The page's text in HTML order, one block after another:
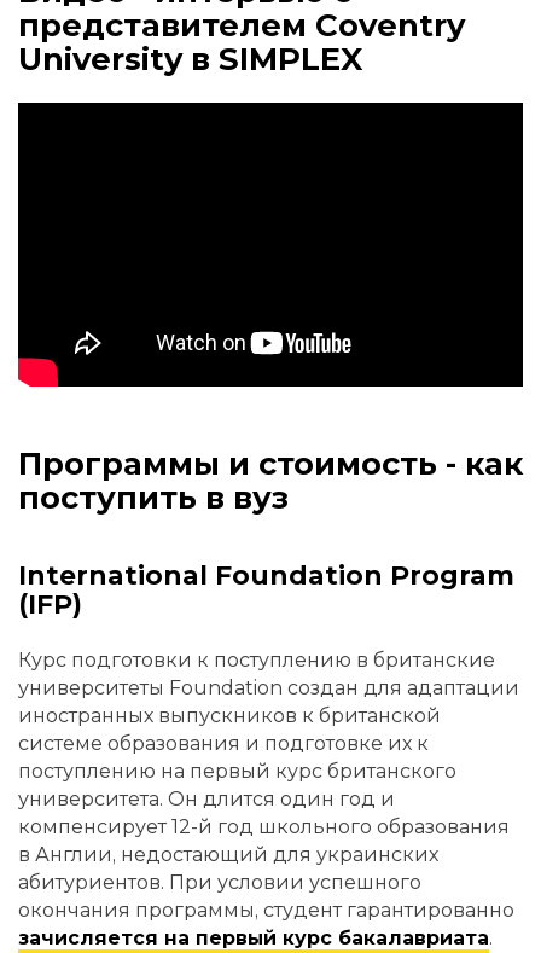
представителем Coventry
University в SIMPLEX
Программы и стоимость - как
поступить в вуз
International Foundation Program
(IFP)
Курс подготовки к поступлению в британские
университеты Foundation создан для адаптации
иностранных выпускников к британской
системе образования и подготовке их к
поступлению на первый курс британского
университета. Он длится один год и
компенсирует 12-й год школьного образования
в Англии, недостающий для украинских
абитуриентов. При условии успешного
окончания программы, студент гарантированно
зачисляется на первый курс бакалавриата.